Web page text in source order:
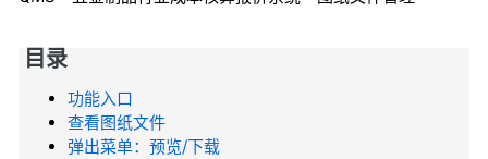
目录
功能入口
查看图纸文件
弹出菜单：预览/下载